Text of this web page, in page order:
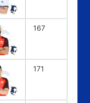
167
171